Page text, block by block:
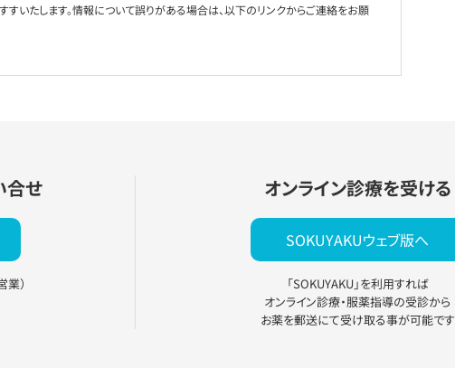
すいたします。情報について誤りがある場合は、以下のリンクからご連絡をお願
合せ
）
オンライン診療を受ける
SOKUYAKUウェブ版へ
「SOKUYAKU」を利用すれば
オンライン診療・服薬指導の受診から
お薬を郵送にて受け取る事が可能です